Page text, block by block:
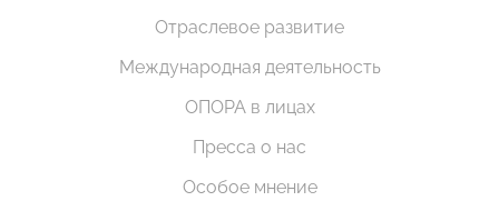
Отраслевое развитие
Международная деятельность
ОПОРА в лицах
Пресса о нас
Особое мнение